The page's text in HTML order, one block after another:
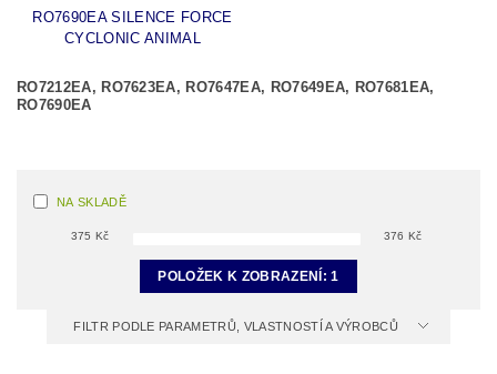
RO7690EA SILENCE FORCE
CYCLONIC ANIMAL
RO7212EA, RO7623EA, RO7647EA, RO7649EA, RO7681EA,
RO7690EA
NA SKLADĚ
375 Kč 376 Kč
POLOŽEK K ZOBRAZENÍ:1
FILTR PODLE PARAMETRŮ, VLASTNOSTÍ A VÝROBCŮ